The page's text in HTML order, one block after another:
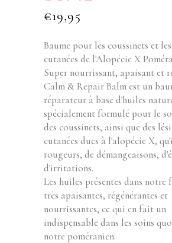
€19,95
Baume pour les coussinets et
cutanées de l'Alopécie X
Super nourrissant, apaisant et
Calm & Repair Balm est un
réparateur à base d'huiles
spécialement formulé pour le
des coussinets, ainsi que des
cutanées dues à l'alopécie X,
rougeurs, de démangeaisons,
d'irritations.
Les huiles présentes dans
très apaisantes, régénérantes et
nourrissantes, ce qui en fait un
indispensable dans les soins
notre poméranien.